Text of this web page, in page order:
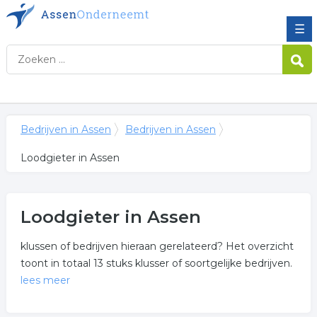
☰
Bedrijven in Assen Bedrijven in Assen
Loodgieter in Assen
Loodgieter in Assen
klussen of bedrijven hieraan gerelateerd? Het overzicht
toont in totaal 13 stuks klusser of soortgelijke bedrijven.
lees meer